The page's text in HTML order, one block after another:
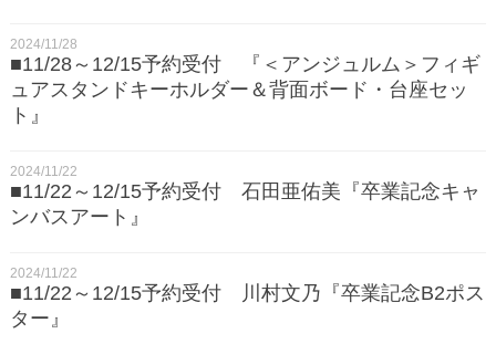
2024/11/28
■11/28～12/15予約受付 『＜アンジュルム＞フィギ
ュアスタンドキーホルダー＆背面ボード・台座セッ
ト』
2024/11/22
■11/22～12/15予約受付 石田亜佑美『卒業記念キャ
ンバスアート』
2024/11/22
■11/22～12/15予約受付 川村文乃『卒業記念B2ポス
ター』